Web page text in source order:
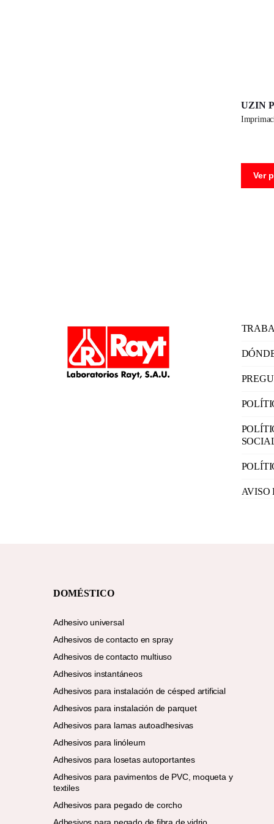
UZIN
Ver
AVISO
DOMÉSTICO
Adhesivo universal
Adhesivos de contacto en spray
Adhesivos de contacto multiuso
Adhesivos instantáneos
Adhesivos para instalación de césped artificial
Adhesivos para instalación de parquet
Adhesivos para lamas autoadhesivas
Adhesivos para linóleum
Adhesivos para losetas autoportantes
Adhesivos para pavimentos de PVC, moqueta y
textiles
Adhesivos para pegado de corcho